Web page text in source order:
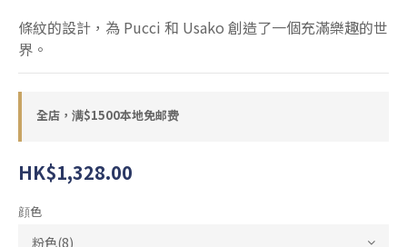
條紋的設計，為 Pucci 和 Usako 創造了一個充滿樂趣的世
界。
全店，满$1500本地免邮费
HK$1,328.00
顔色